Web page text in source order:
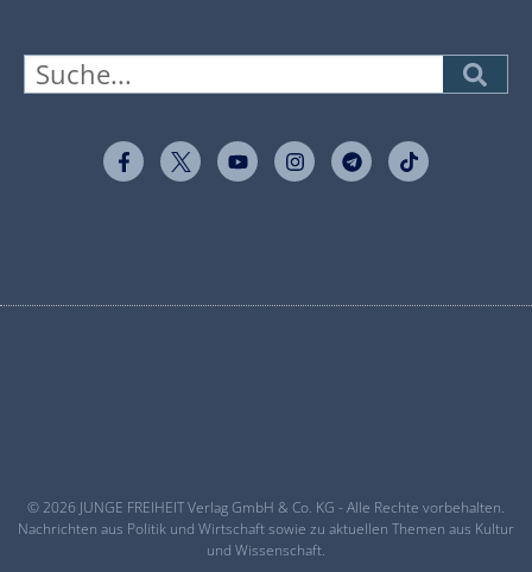
© 2026 JUNGE FREIHEIT Verlag GmbH & Co. KG - Alle Rechte vorbehalten.
Nachrichten aus Politik und Wirtschaft sowie zu aktuellen Themen aus Kultur
und Wissenschaft.